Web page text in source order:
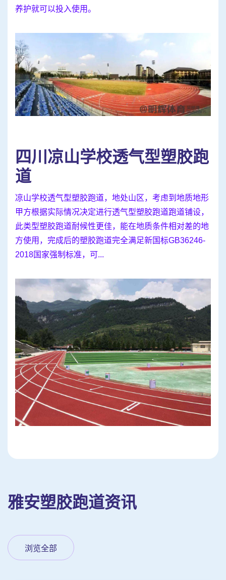
养护就可以投入使用。
四川凉山学校透气型塑胶跑
道
凉山学校透气型塑胶跑道，地处山区，考虑到地质地形
甲方根据实际情况决定进行透气型塑胶跑道跑道铺设，
此类型塑胶跑道耐候性更佳，能在地质条件相对差的地
方使用，完成后的塑胶跑道完全满足新国标GB36246-
2018国家强制标准，可...
雅安塑胶跑道资讯
浏览全部